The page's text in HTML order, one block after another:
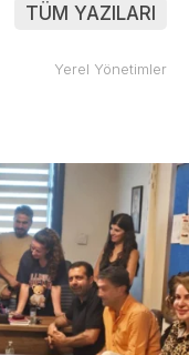
TÜM YAZILARI
Yerel Yönetimler